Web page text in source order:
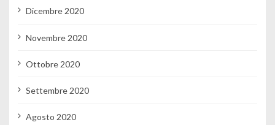
Dicembre 2020
Novembre 2020
Ottobre 2020
Settembre 2020
Agosto 2020